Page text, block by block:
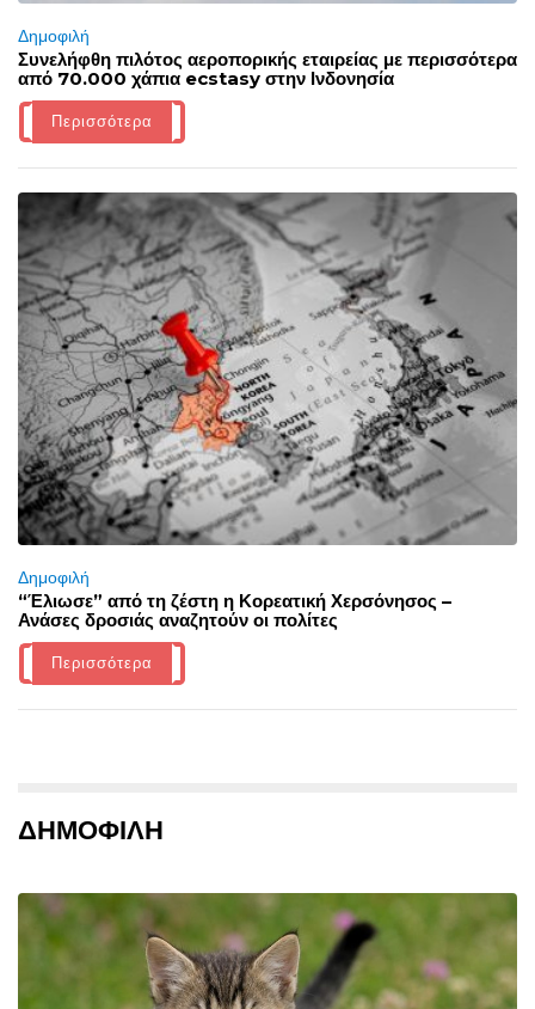
Δημοφιλή
Συνελήφθη πιλότος αεροπορικής εταιρείας με περισσότερα
από 70.000 χάπια ecstasy στην Ινδονησία
Περισσότερα
Δημοφιλή
“Έλιωσε” από τη ζέστη η Κορεατική Χερσόνησος –
Ανάσες δροσιάς αναζητούν οι πολίτες
Περισσότερα
ΔΗΜΟΦΙΛΗ